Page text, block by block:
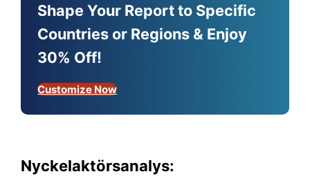
Shape Your Report to Specific
Countries or Regions & Enjoy
30% Off!
Customize Now
Nyckelaktörsanalys: